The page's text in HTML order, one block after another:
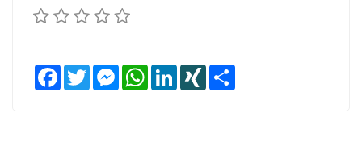
FacebookTwitter MessengerWhatsAppLinkedInXING